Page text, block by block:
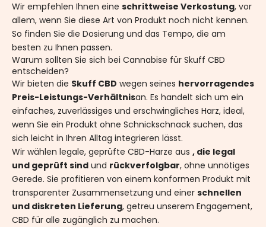
Wir empfehlen Ihnen eine schrittweise Verkostung, vor
allem, wenn Sie diese Art von Produkt noch nicht kennen.
So finden Sie die Dosierung und das Tempo, die am
besten zu Ihnen passen.
Warum sollten Sie sich bei Cannabise für Skuff CBD
entscheiden?
Wir bieten die Skuff CBD wegen seines hervorragendes
Preis-Leistungs-Verhältnisan. Es handelt sich um ein
einfaches, zuverlässiges und erschwingliches Harz, ideal,
wenn Sie ein Produkt ohne Schnickschnack suchen, das
sich leicht in Ihren Alltag integrieren lässt.
Wir wählen legale, geprüfte CBD-Harze aus , die legal
und geprüft sind und rückverfolgbar, ohne unnötiges
Gerede. Sie profitieren von einem konformen Produkt mit
transparenter Zusammensetzung und einer schnellen
und diskreten Lieferung, getreu unserem Engagement,
CBD für alle zugänglich zu machen.